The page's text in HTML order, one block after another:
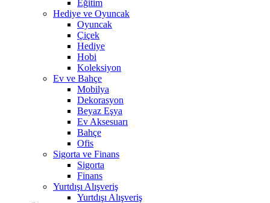
Eğitim
Hediye ve Oyuncak
Oyuncak
Çiçek
Hediye
Hobi
Koleksiyon
Ev ve Bahçe
Mobilya
Dekorasyon
Beyaz Eşya
Ev Aksesuarı
Bahçe
Ofis
Sigorta ve Finans
Sigorta
Finans
Yurtdışı Alışveriş
Yurtdışı Alışveriş